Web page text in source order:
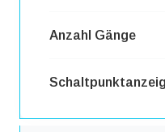
Anzahl Gänge